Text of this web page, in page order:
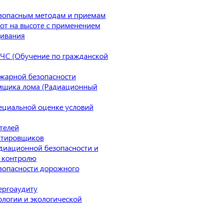
методам и приемам
на высоте с применением
(Обучение по гражданской
безопасности
лома (Радиационный
оценке условий
безопасности и
дорожного
и экологической